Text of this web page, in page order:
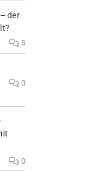
der
5
0
0